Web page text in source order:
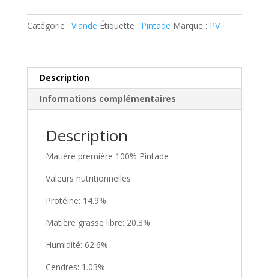
pintade
v
Catégorie : Viande Étiquette : Pintade Marque : PV
Description
Informations complémentaires
Description
Matière première 100% Pintade
Valeurs nutritionnelles
Protéine: 14.9%
Matière grasse libre: 20.3%
Humidité: 62.6%
Cendres: 1.03%